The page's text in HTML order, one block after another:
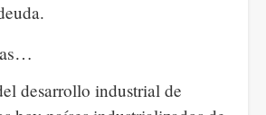
desarrollo industrial de